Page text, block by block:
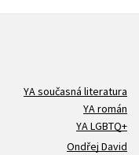
YA současná literatura
YA román
YA LGBTQ+
Ondřej David